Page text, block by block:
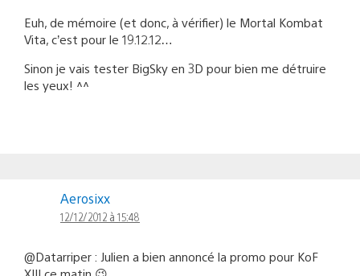
Euh, de mémoire (et donc, à vérifier) le Mortal Kombat
Vita, c’est pour le 19.12.12…
Sinon je vais tester BigSky en 3D pour bien me détruire
les yeux! ^^
Aerosixx
12/12/2012 à 15:48
@Datarriper : Julien a bien annoncé la promo pour KoF